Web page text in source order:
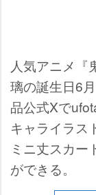
人気アニメ『
璃の誕生日6
品公式Xで
キャライラス
ミニ丈スカー
ができる。